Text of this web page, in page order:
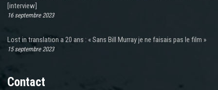
[interview]
16 septembre 2023
Lost in translation a 20 ans : « Sans Bill Murray je ne faisais pas le film »
15 septembre 2023
Contact